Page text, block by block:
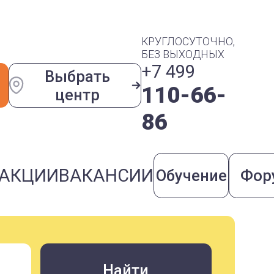
Выбрать
центр
КРУГЛОСУТОЧНО,
БЕЗ ВЫХОДНЫХ
+7 499
110-66-
86
ВАКАНСИИ Обучение